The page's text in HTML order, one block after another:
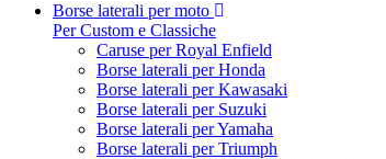
Borse laterali per moto
Per Custom e Classiche
Caruse per Royal Enfield
Borse laterali per Honda
Borse laterali per Kawasaki
Borse laterali per Suzuki
Borse laterali per Yamaha
Borse laterali per Triumph